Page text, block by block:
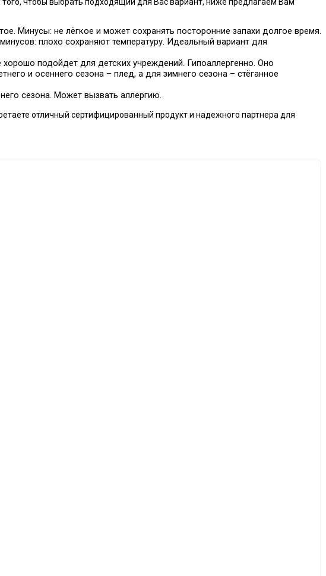
Минусы: не лёгкое и может сохранять посторонние запахи долгое время.
плохо сохраняют температуру. Идеальный вариант для
подойдет для детских учреждений. Гипоаллергенно. Оно
и осеннего сезона – плед, а для зимнего сезона – стёганное
сезона. Может вызвать аллергию.
отличный сертифицированный продукт и надежного партнера для